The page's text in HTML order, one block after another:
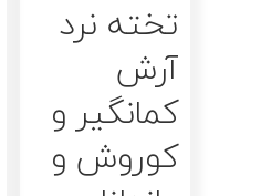
تخته نرد
آرش
کمانگیر و
کوروش و